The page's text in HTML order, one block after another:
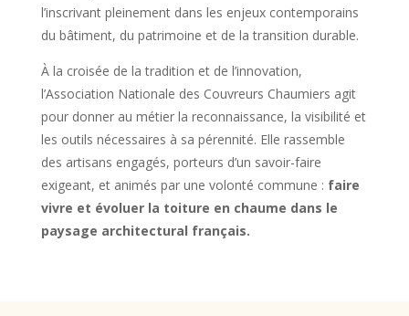
l’inscrivant pleinement dans les enjeux contemporains
du bâtiment, du patrimoine et de la transition durable.
À la croisée de la tradition et de l’innovation,
l’Association Nationale des Couvreurs Chaumiers agit
pour donner au métier la reconnaissance, la visibilité et
les outils nécessaires à sa pérennité. Elle rassemble
des artisans engagés, porteurs d’un savoir-faire
exigeant, et animés par une volonté commune : faire
vivre et évoluer la toiture en chaume dans le
paysage architectural français.